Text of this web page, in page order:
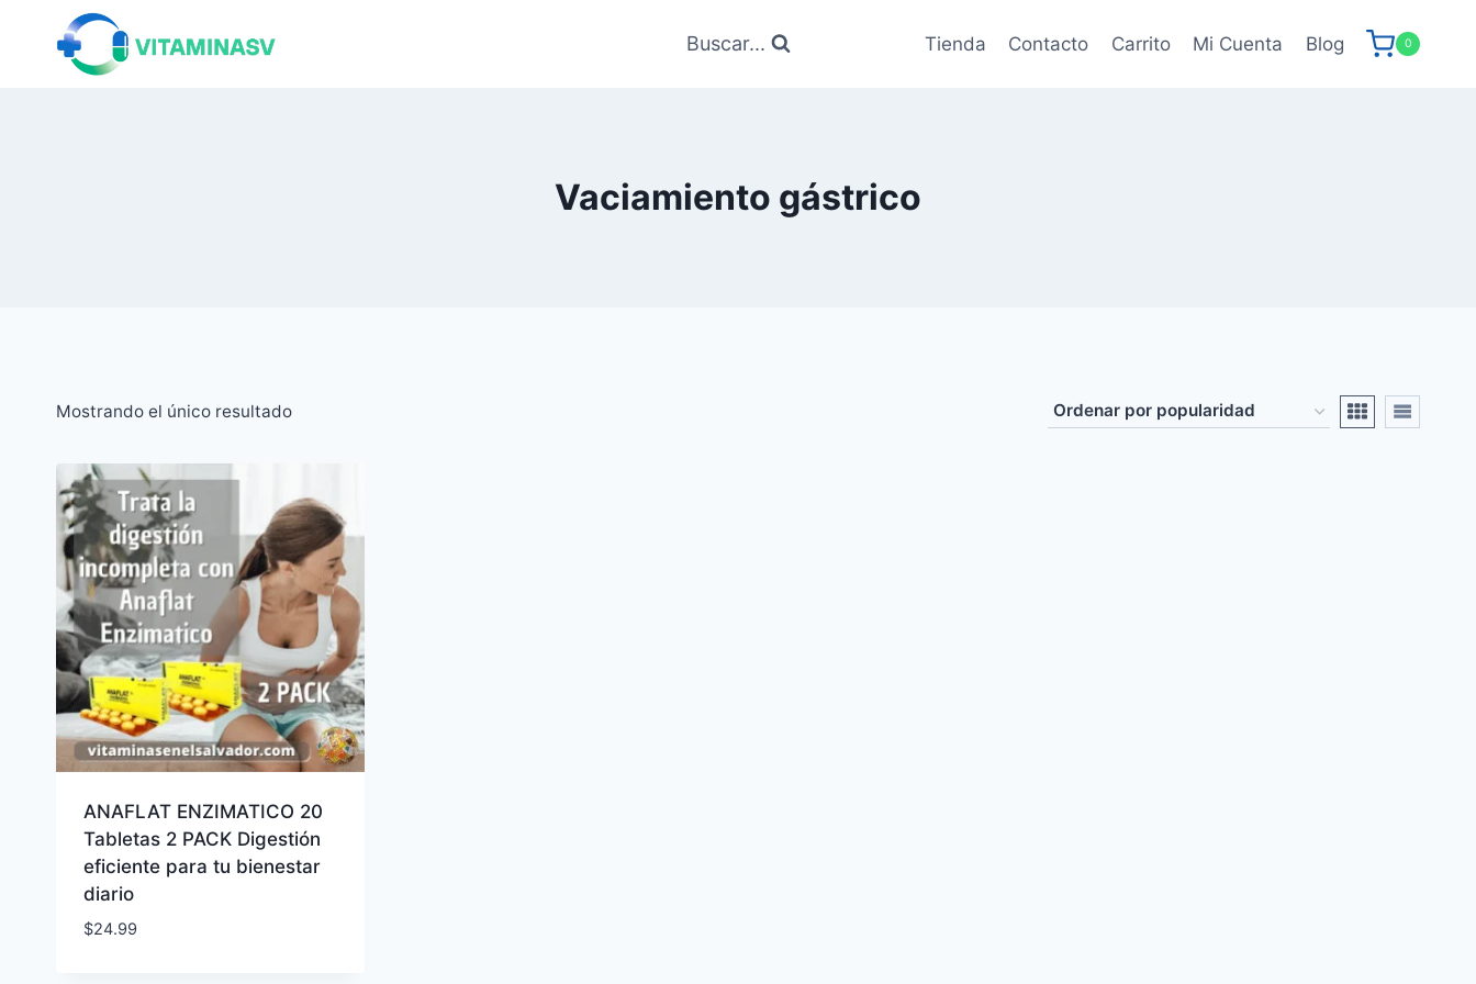
contenido
Buscar... Tienda Contacto Carrito Mi Cuenta Blog 0
Vaciamiento gástrico
Mostrando el único resultado
ANAFLAT ENZIMATICO 20
Tabletas 2 PACK Digestión
eficiente para tu bienestar
diario
$24.99